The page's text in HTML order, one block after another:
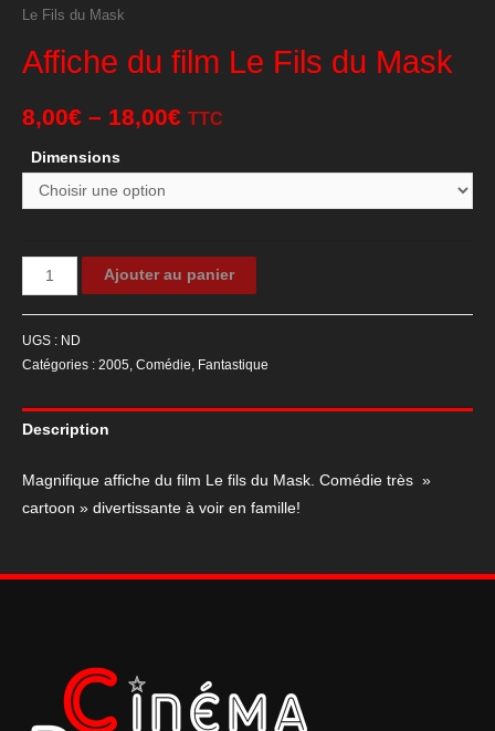
Le Fils du Mask
Affiche du film Le Fils du Mask
8,00€ – 18,00€ TTC
Dimensions
quantité
de
Le
Fils
Mask
Ajouter au panier
UGS : ND
Catégories : 2005, Comédie, Fantastique
Description
Magnifique affiche du film Le fils du Mask. Comédie très »
cartoon » divertissante à voir en famille!